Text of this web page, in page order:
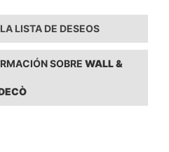
LISTA DE DESEOS
SOBRE WALL &